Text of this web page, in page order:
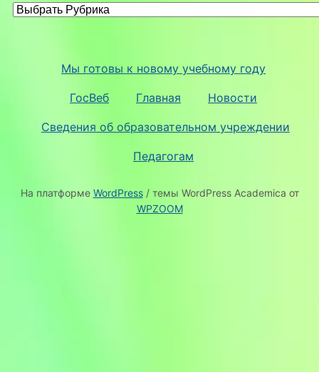
Мы готовы к новому учебному году
ГосВеб Главная Новости
Сведения об образовательном учреждении
Педагогам
На платформе WordPress/ темы WordPress Academica от
WPZOOM